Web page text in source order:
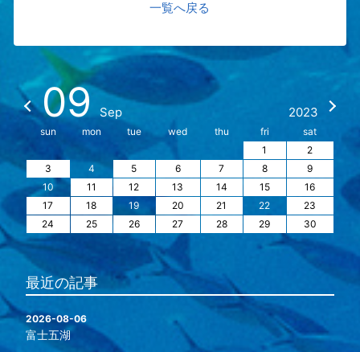
一覧へ戻る
09 Sep 2023
sun mon tue wed thu fri
sat
1
2
3
4 5 6 7 8
9
10
11 12 13 14 15
16
17
18 19 20 21 22
23
24
25 26 27 28 29 30
最近の記事
2026-08-06
富士五湖